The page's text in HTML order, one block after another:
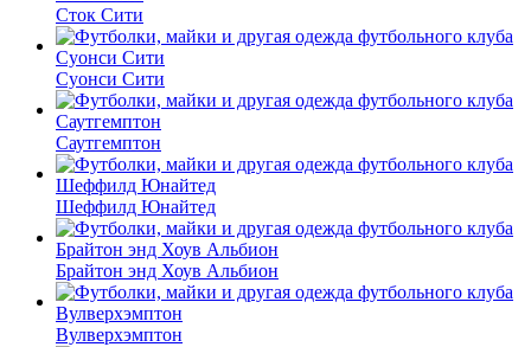
Сток Сити
Суонси Сити
Саутгемптон
Шеффилд Юнайтед
Брайтон энд Хоув Альбион
Вулверхэмптон